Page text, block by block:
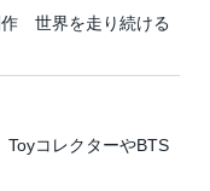
作 世界を走り続ける
ToyコレクターやBTS